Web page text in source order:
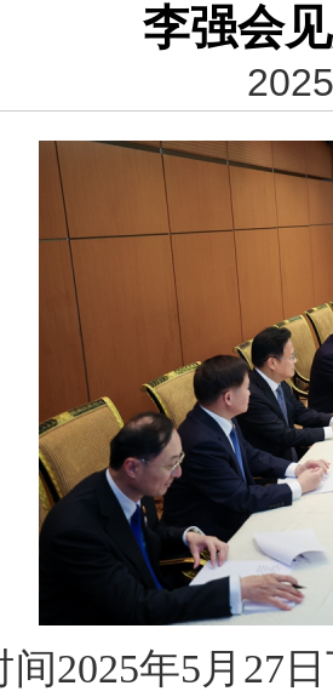
李强会
间2025年5月27